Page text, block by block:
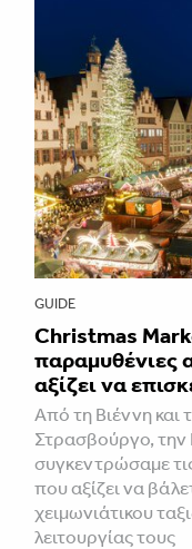
GUIDE
Christmas
παραμυθένιες
αξίζει να
Από τη Βιέννη και
Στρασβούργο, την
συγκεντρώσαμε
που αξίζει να
χειμωνιάτικου
λειτουργίας τους